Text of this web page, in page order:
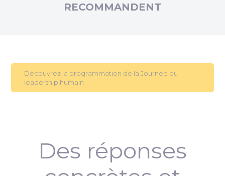
RECOMMANDENT
Découvrez la programmation de la Journée du
leadership humain
Des réponses